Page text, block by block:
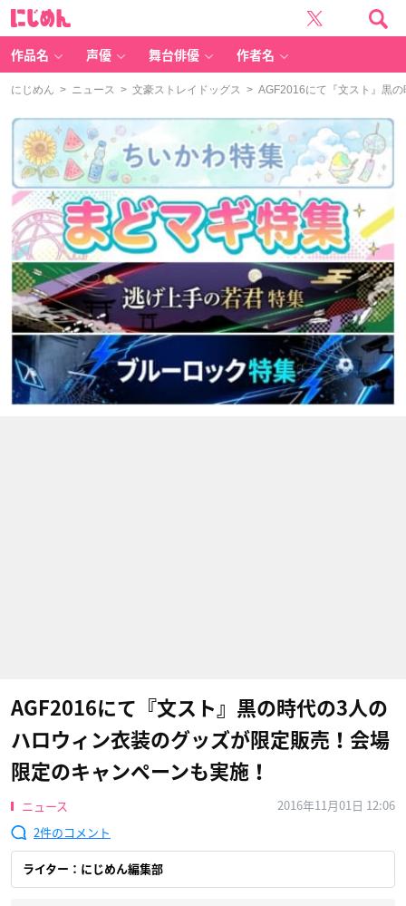
作品名 声優 舞台俳優 作者名
にじめん > ニュース > 文豪ストレイドッグス > AGF2016にて『文スト』黒
AGF2016にて『文スト』黒の時代の3人の
ハロウィン衣装のグッズが限定販売！会場
限定のキャンペーンも実施！
ニュース
2016年11月01日 12:06
2
ライター：にじめん編集部